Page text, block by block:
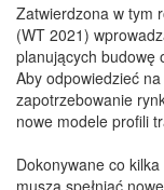
Zatwierdzona w tym
(WT 2021)
planujących budowę
Aby odpowiedzieć
zapotrzebowanie
nowe modele profili
Dokonywane co
muszą spełniać